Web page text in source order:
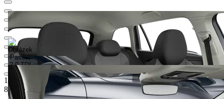
1 118 000 Kč 1
Ceníková cena
877 630 Kč
5